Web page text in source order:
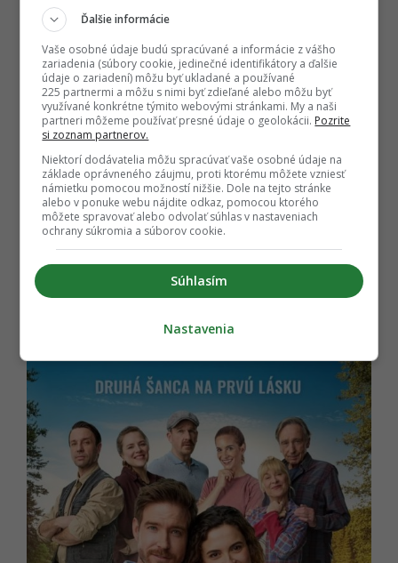
Vo filme si zahrali ajHana Vagnerová, Dana
Batulková, Max Dolanský, Petra
Nesvačilová, Jaroslav Plesl, Tomáš
Havlínek, Štepánka LigasčiAdam Langer.
Dan Páneksa okrem réžie postaral aj o scenár.
Predstaviteľ hlavnej úlohy Vladimír Polívka
čom v živote skutočne záleží. Rovnako ako v
prípade hlavného hrdinu.„Pretože tá postava
Kráti prichádza na tábor a zabudol, ako
veľmi to miloval, odovzdal svoj život kariére
vzácne,“
Po večierke
odbije18. júna.
Ďalšie informácie
Vaše osobné údaje budú spracúvané a informácie z vášho
zariadenia (súbory cookie, jedinečné identifikátory a ďalšie
údaje o zariadení) môžu byť ukladané a používané
225 partnermi a môžu s nimi byť zdieľané alebo môžu byť
využívané konkrétne týmito webovými stránkami. My a naši
partneri môžeme používať presné údaje o geolokácii. Pozrite
si zoznam partnerov.
Niektorí dodávatelia môžu spracúvať vaše osobné údaje na
základe oprávneného záujmu, proti ktorému môžete vzniesť
námietku pomocou možností nižšie. Dole na tejto stránke
alebo v ponuke webu nájdite odkaz, pomocou ktorého
môžete spravovať alebo odvolať súhlas v nastaveniach
ochrany súkromia a súborov cookie.
Súhlasím
Nastavenia